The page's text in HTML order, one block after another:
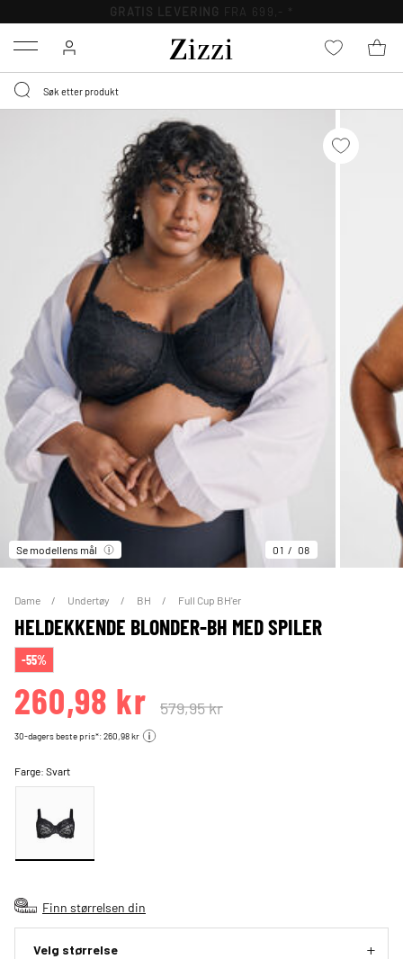
GRATIS LEVERING FRA 699,- *
Menu
Se modellens mål 01 08
Dame Undertøy BH Full Cup BH'er
HELDEKKENDE BLONDER-BH MED SPILER
-55%
260,98 kr 579,95 kr
30-dagers beste pris*: 260,98 kr
Farge:Svart
Finn størrelsen din
Velg størrelse